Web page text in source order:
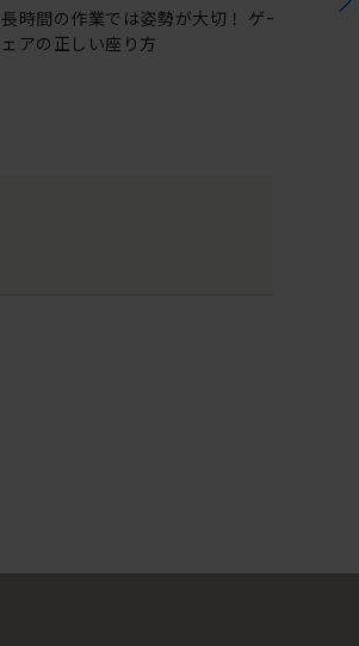
長時間の作業では姿勢が大切！ ゲーミングチ
ェアの正しい座り方